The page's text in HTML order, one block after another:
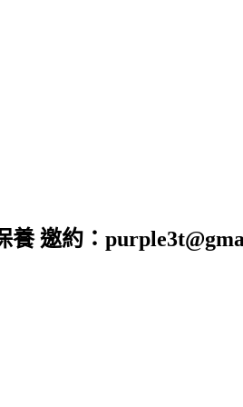
邀約：